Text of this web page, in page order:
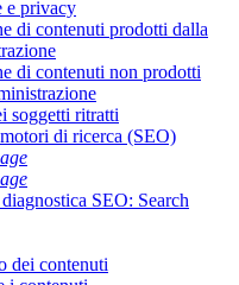
e privacy
di contenuti prodotti dalla
di contenuti non prodotti
soggetti ritratti
di ricerca (SEO)
SEO: Search
dei contenuti